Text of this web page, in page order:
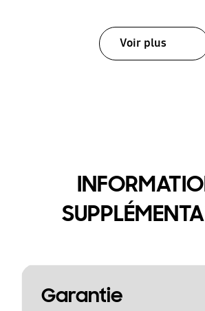
Voir plus
Garantie